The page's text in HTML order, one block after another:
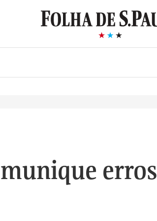
erros